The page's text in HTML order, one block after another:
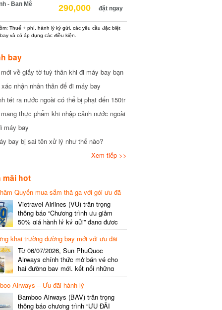
- Ban Mê
290,000 đặt ngay
Thuế + phí, hành lý ký gửi, các yêu cầu đặc biệt
và có áp dụng các điều kiện.
bay
về giấy tờ tuỳ thân khi đi máy bay bạn
nhận nhân thân để đi máy bay
tét ra nước ngoài có thể bị phạt đến 150tr
thực phẩm khi nhập cảnh nước ngoài
bay
bay bị sai tên xử lý như thế nào?
Xem tiếp >>
hot
Quyến mua sắm thả ga với gói ưu đã
gói cước
Vietravel Airlines (VU) trân trọng
thông báo “Chương trình ưu giảm
50% giá hành lý ký gửi” đang được
triển khai cho đường bay quốc tế mới
kết nối từ TP. Hồ Chí Minh
(SGN) đi Thâm Quyến – Trung Quốc
(SZX), chi tiết như sau: LỊCH BAY
CHI TIẾT Đường bay SHCB Giờ khởi
hành Giờ đến Tần suất…
khai trường đường bay mới với ưu đãi
Từ 06/07/2026, Sun PhuQuoc
Airways chính thức mở bán vé cho
hai đường bay mới, kết nối những
điểm đến giàu trải nghiệm, giúp hành
khách khám phá vẻ đẹp thiên nhiên
và văn hóa của miền Trung Việt Nam.
Thông tin đường bay mới Đường bay
Airways – Ưu đãi hành lý
Bamboo Airways (BAV) trân trọng
thông báo chương trình “ƯU ĐÃI